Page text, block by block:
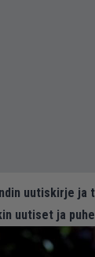
uutiskirje ja
uutiset ja